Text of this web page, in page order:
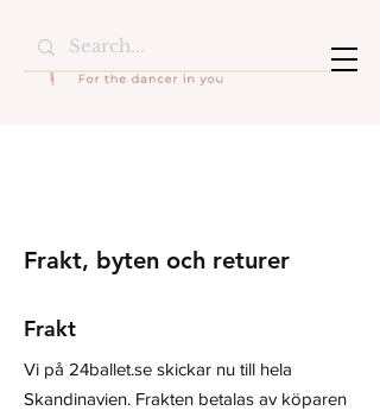
Frakt, byten och returer
Frakt
Vi på 24ballet.se skickar nu till hela
Skandinavien. Frakten betalas av köparen